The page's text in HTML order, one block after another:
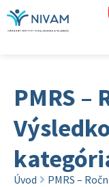
PMRS –
Úvod PMRS –